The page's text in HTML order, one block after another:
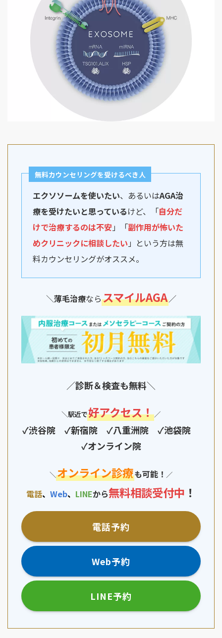
無料カウンセリングを受けるべき人
エクソソームを使いたい、あるいはAGA治
療を受けたいと思っているけど、「自分だ
けで治療するのは不安」「副作用が怖いた
めクリニックに相談したい 」という方は無
料カウンセリングがオススメ。
＼薄毛治療ならスマイルAGA／
／診断＆検査も無料＼
＼駅近で好アクセス！／
✓渋谷院 ✓新宿院 ✓八重洲院 ✓池袋院
✓オンライン院
＼オンライン診療も可能！ ／
電話、 Web、 LINEから無料相談受付中 ！
電話予約
Web予約
LINE予約